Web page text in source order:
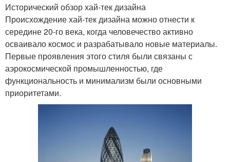
Исторический обзор хай-тек дизайна
Происхождение хай-тек дизайна можно отнести к
середине 20-го века, когда человечество активно
осваивало космос и разрабатывало новые материалы.
Первые проявления этого стиля были связаны с
аэрокосмической промышленностью, где
функциональность и минимализм были основными
приоритетами.